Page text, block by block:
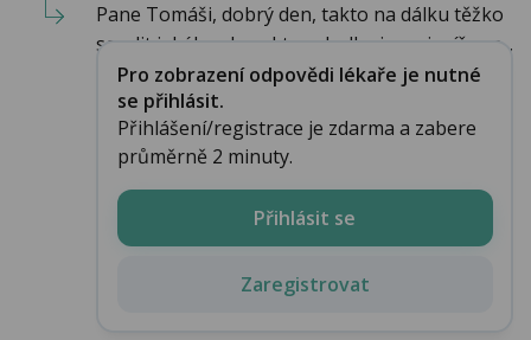
Pane Tomáši, dobrý den, takto na dálku těžko
soudit jakého charakteru bulka je, nejspíše se...
Pro zobrazení odpovědi lékaře je nutné
se přihlásit.
Přihlášení/registrace je zdarma a zabere
průměrně 2 minuty.
Přihlásit se
Zaregistrovat